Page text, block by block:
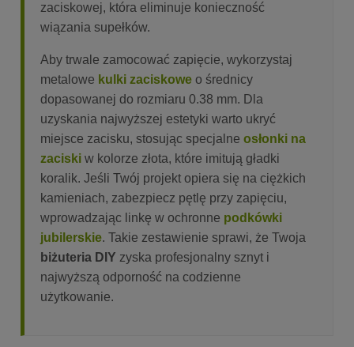
zaciskowej, która eliminuje konieczność
wiązania supełków.
Aby trwale zamocować zapięcie, wykorzystaj
metalowe kulki zaciskowe o średnicy
dopasowanej do rozmiaru 0.38 mm. Dla
uzyskania najwyższej estetyki warto ukryć
miejsce zacisku, stosując specjalne osłonki na
zaciski w kolorze złota, które imitują gładki
koralik. Jeśli Twój projekt opiera się na ciężkich
kamieniach, zabezpiecz pętlę przy zapięciu,
wprowadzając linkę w ochronne podkówki
jubilerskie. Takie zestawienie sprawi, że Twoja
biżuteria DIY zyska profesjonalny sznyt i
najwyższą odporność na codzienne
użytkowanie.